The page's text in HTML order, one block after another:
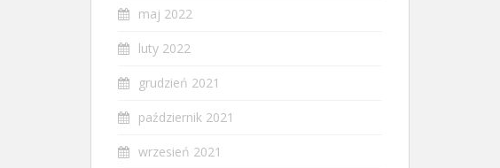
maj 2022
luty 2022
grudzień 2021
październik 2021
wrzesień 2021